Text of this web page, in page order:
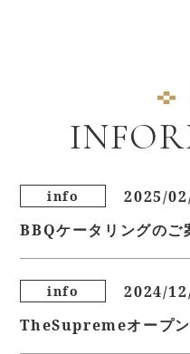
info
2025/
BBQケータリングのご
info
2024/
TheSupremeオープン